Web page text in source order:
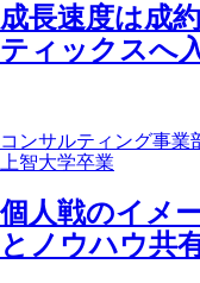
成長速度は成
ティックスへ
コンサルティング事
上智大学卒業
個人戦のイメ
とノウハウ共有